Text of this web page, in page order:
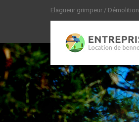
Elagueur grimpeur / Démolition